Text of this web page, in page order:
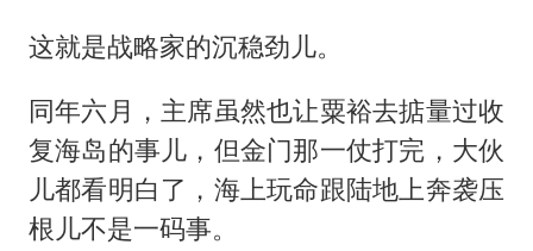
这就是战略家的沉稳劲儿。
同年六月，主席虽然也让粟裕去掂量过收
复海岛的事儿，但金门那一仗打完，大伙
儿都看明白了，海上玩命跟陆地上奔袭压
根儿不是一码事。